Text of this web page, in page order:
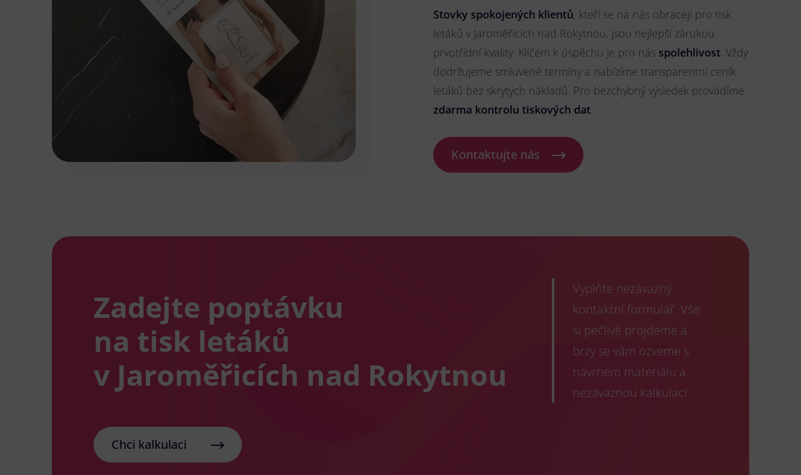
Stovky spokojených klientů, kteří se na nás obracejí pro tisk
letáků v Jaroměřicích nad Rokytnou, jsou nejlepší zárukou
prvotřídní kvality. Klíčem k úspěchu je pro nás spolehlivost. Vždy
dodržujeme smluvené termíny a nabízíme transparentní ceník
letáků bez skrytých nákladů. Pro bezchybný výsledek provádíme
zdarma kontrolu tiskových dat.
Kontaktujte nás
Zadejte poptávku
na tisk letáků
v Jaroměřicích nad Rokytnou
Vyplňte nezávazný
kontaktní formulář. Vše
si pečlivě projdeme a
brzy se vám ozveme s
návrhem materiálu a
nezávaznou kalkulací.
Chci kalkulaci